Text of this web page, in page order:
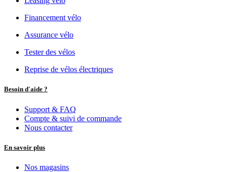
Financement vélo
Assurance vélo
Tester des vélos
Reprise de vélos électriques
Besoin d'aide ?
Support & FAQ
Compte & suivi de commande
Nous contacter
En savoir plus
Nos magasins